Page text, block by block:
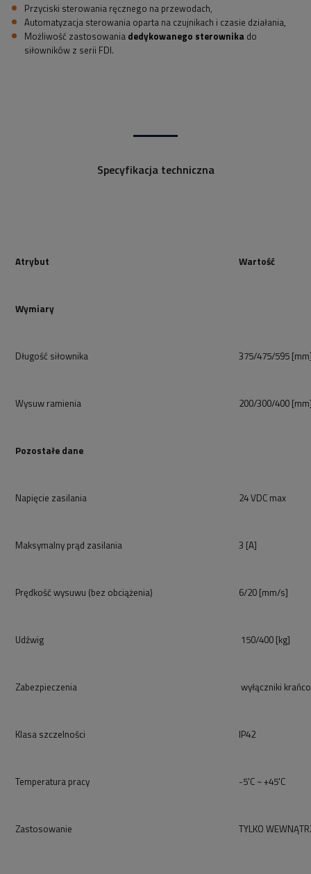
Przyciski sterowania ręcznego na przewodach,
Automatyzacja sterowania oparta na czujnikach i czasie działania,
Możliwość zastosowania dedykowanego sterownika do
siłowników z serii FDI.
Specyfikacja techniczna
Atrybut Wartość
Wymiary
Długość siłownika 375/475/595
Wysuw ramienia 200/300/400
Pozostałe dane
Napięcie zasilania 24 VDC max
Maksymalny prąd zasilania 3 [A]
Prędkość wysuwu (bez obciążenia) 6/20 [mm/s]
Udźwig 150/400 [kg]
Zabezpieczenia wyłączniki
Klasa szczelności IP42
Temperatura pracy -5'C ~ +45'C
Zastosowanie TYLKO